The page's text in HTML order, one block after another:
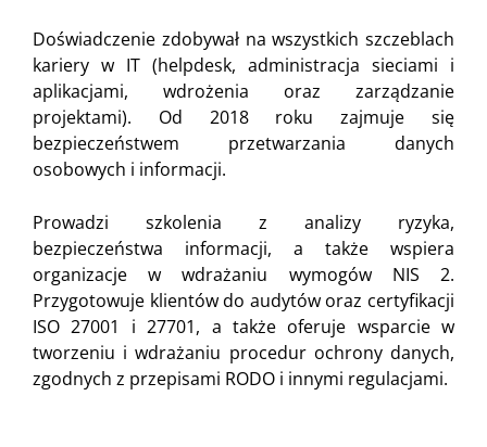
Doświadczenie zdobywał na wszystkich szczeblach
kariery w IT (helpdesk, administracja sieciami i
aplikacjami, wdrożenia oraz zarządzanie
projektami). Od 2018 roku zajmuje się
bezpieczeństwem przetwarzania danych
osobowych i informacji.
Prowadzi szkolenia z analizy ryzyka,
bezpieczeństwa informacji, a także wspiera
organizacje w wdrażaniu wymogów NIS 2.
Przygotowuje klientów do audytów oraz certyfikacji
ISO 27001 i 27701, a także oferuje wsparcie w
tworzeniu i wdrażaniu procedur ochrony danych,
zgodnych z przepisami RODO i innymi regulacjami.